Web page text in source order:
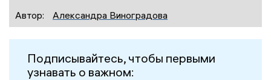
Автор:
Александра Виноградова
Подписывайтесь, чтобы первыми
узнавать о важном: